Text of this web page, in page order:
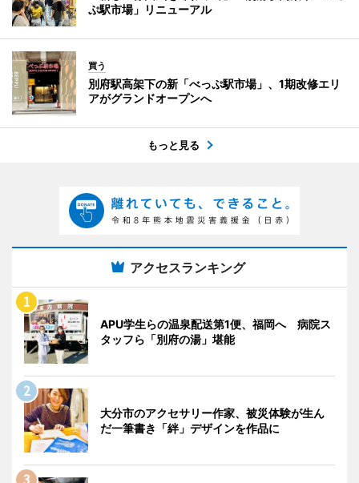
ぷ駅市場」リニューアル
買う
別府駅高架下の新「べっぷ駅市場」、1期改修エリ
アがグランドオープンへ
もっと見る
アクセスランキング
APU学生らの温泉配送第1便、福岡へ 病院ス
タッフら「別府の湯」堪能
大分市のアクセサリー作家、被災体験が生ん
だ一筆書き「絆」デザインを作品に